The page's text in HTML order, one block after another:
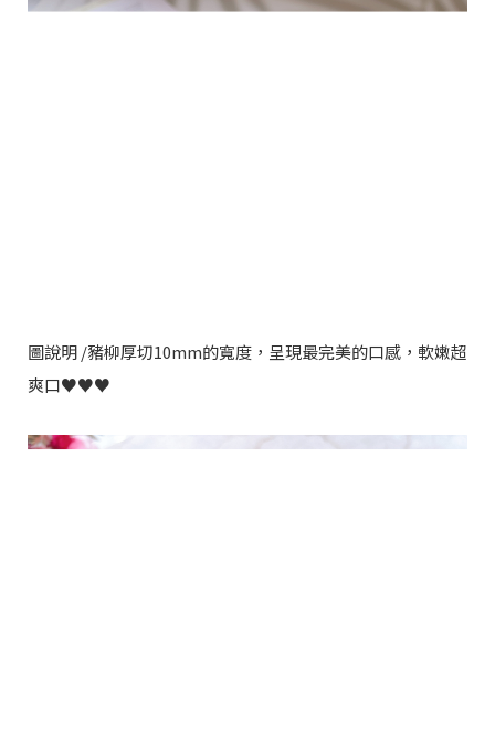
圖說明 /豬柳厚切10mm的寬度，呈現最完美的口感，軟嫩超
爽口♥️♥️♥️